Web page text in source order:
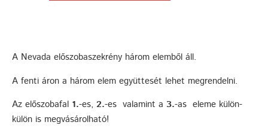
A Nevada előszobaszekrény három elemből áll.
A fenti áron a három elem együttesét lehet megrendelni.
Az előszobafal 1.-es, 2.-es valamint a 3.-as eleme külön-
külön is megvásárolható!